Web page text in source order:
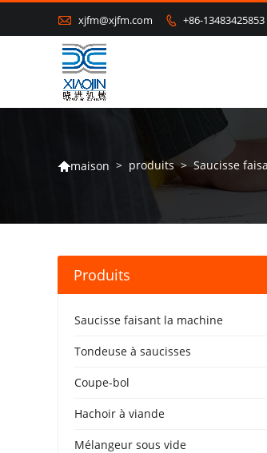
 xjfm@xjfm.com  +86-13483425853
maison > produits > Saucisse
Produits
Saucisse faisant la machine
Tondeuse à saucisses
Coupe-bol
Hachoir à viande
Mélangeur sous vide